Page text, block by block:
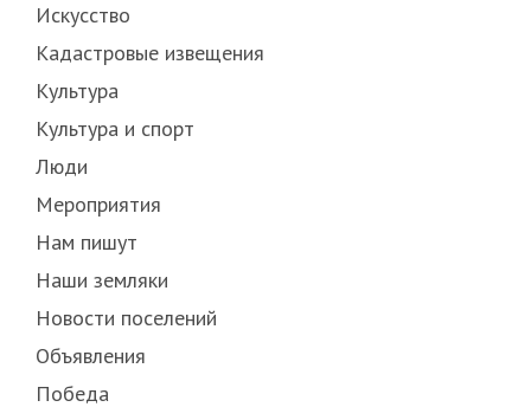
Искусство
Кадастровые извещения
Культура
Культура и спорт
Люди
Мероприятия
Нам пишут
Наши земляки
Новости поселений
Объявления
Победа